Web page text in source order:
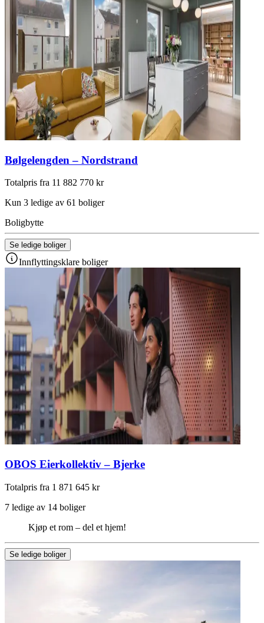
Bølgelengden – Nordstrand
Totalpris fra 11 882 770 kr
Kun 3 ledige av 61 boliger
Boligbytte
Se ledige boliger
Innflyttingsklare boliger
OBOS Eierkollektiv – Bjerke
Totalpris fra 1 871 645 kr
7 ledige av 14 boliger
Kjøp et rom – del et hjem!
Se ledige boliger